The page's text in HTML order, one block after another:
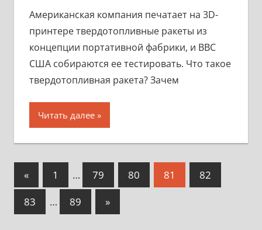
Американская компания печатает на 3D-
принтере твердотопливные ракеты из
концепции портативной фабрики, и ВВС
США собираются ее тестировать. Что такое
твердотопливная ракета? Зачем
Читать далее
« 1 … 79 80 81
82
83
… 89 »